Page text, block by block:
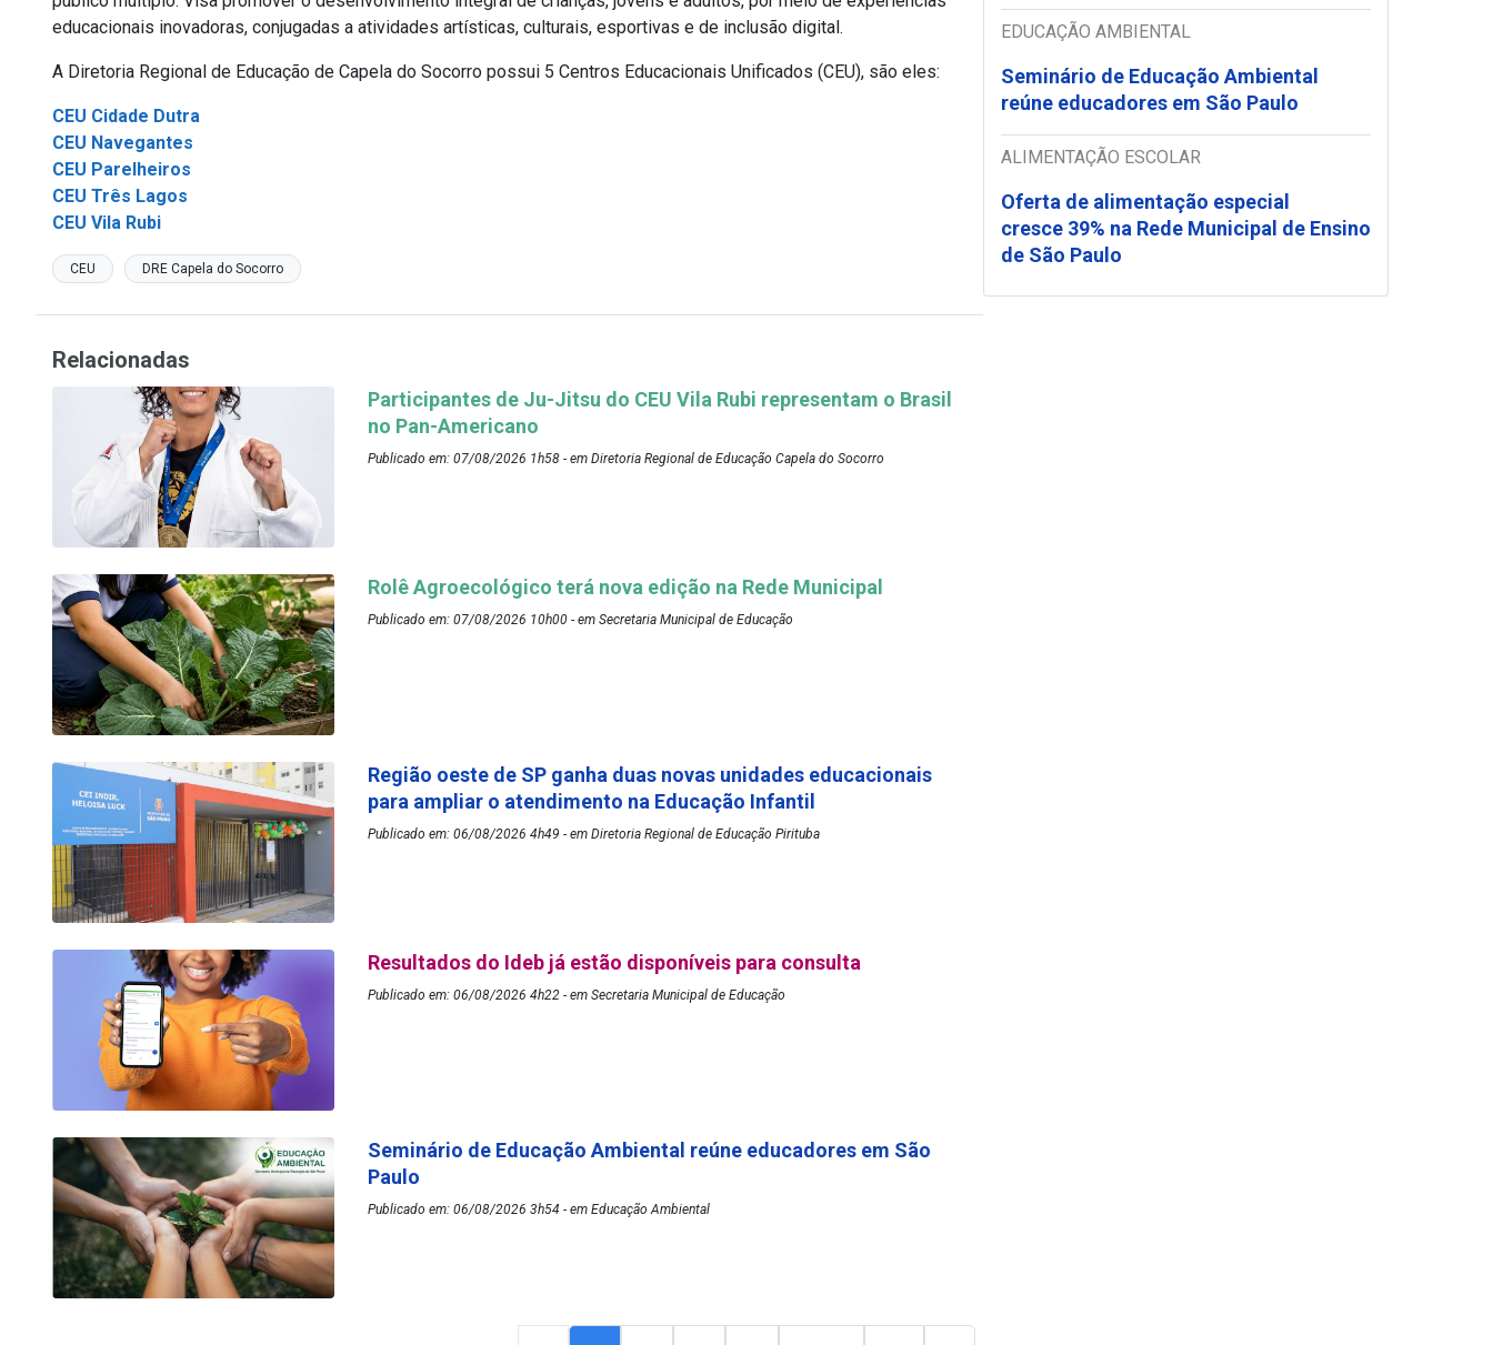
educacionais inovadoras, conjugadas a atividades artísticas, culturais, esportivas e de inclusão digital.
A Diretoria Regional de Educação de Capela do Socorro possui 5 Centros Educacionais Unificados (CEU), são eles:
CEU Cidade Dutra
CEU Navegantes
CEU Parelheiros
CEU Três Lagos
CEU Vila Rubi
CEU DRE Capela do Socorro
EDUCAÇÃO AMBIENTAL
Seminário de Educação Ambiental
reúne educadores em São Paulo
ALIMENTAÇÃO ESCOLAR
Oferta de alimentação especial
cresce 39% na Rede Municipal de Ensino
de São Paulo
Relacionadas
Participantes de Ju-Jitsu do CEU Vila Rubi representam o Brasil
no Pan-Americano
Publicado em: 07/08/2026 1h58 - em Diretoria Regional de Educação Capela do Socorro
Rolê Agroecológico terá nova edição na Rede Municipal
Publicado em: 07/08/2026 10h00 - em Secretaria Municipal de Educação
Região oeste de SP ganha duas novas unidades educacionais
para ampliar o atendimento na Educação Infantil
Publicado em: 06/08/2026 4h49 - em Diretoria Regional de Educação Pirituba
Resultados do Ideb já estão disponíveis para consulta
Publicado em: 06/08/2026 4h22 - em Secretaria Municipal de Educação
Seminário de Educação Ambiental reúne educadores em São
Paulo
Publicado em: 06/08/2026 3h54 - em Educação Ambiental